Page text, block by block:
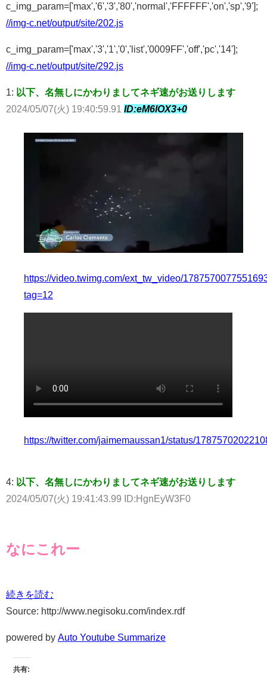
c_img_param=['max','6','3','80','normal','FFFFFF','on','sp','9'];
//img-c.net/output/site/202.js
c_img_param=['max','3','1','0','list','0009FF','off','pc','14'];
//img-c.net/output/site/292.js
1: 以下、名無しにかわりましてネギ速がお送りします
2024/05/07(火) 19:40:59.91 ID:eM6lOX3+0
https://video.twimg.com/ext_tw_video/
tag=12
https://twitter.com/jaimemaussan1/status/
4: 以下、名無しにかわりましてネギ速がお送りします
2024/05/07(火) 19:41:43.99 ID:HgnEyW3F0
なにこれー
続きを読む
Source: http://www.negisoku.com/index.rdf
powered by Auto Youtube Summarize
共有: